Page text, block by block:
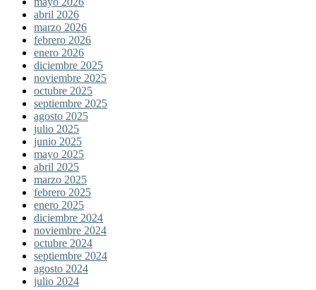
abril 2026
marzo 2026
febrero 2026
enero 2026
diciembre 2025
noviembre 2025
octubre 2025
septiembre 2025
agosto 2025
julio 2025
junio 2025
mayo 2025
abril 2025
marzo 2025
febrero 2025
enero 2025
diciembre 2024
noviembre 2024
octubre 2024
septiembre 2024
agosto 2024
julio 2024